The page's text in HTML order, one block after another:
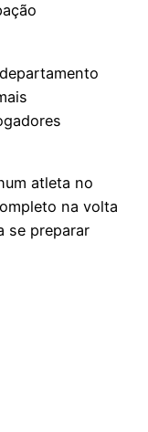
atleta no
na volta
se preparar